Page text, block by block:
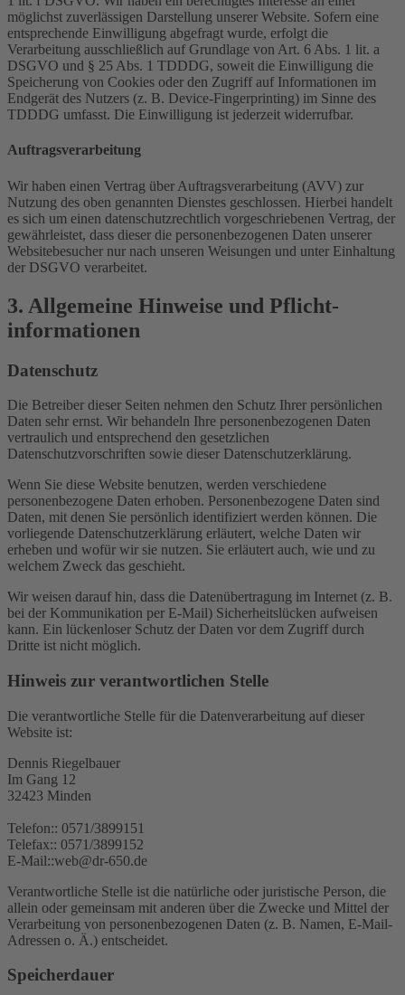
möglichst zuverlässigen Darstellung unserer Website. Sofern eine
entsprechende Einwilligung abgefragt wurde, erfolgt die
Verarbeitung ausschließlich auf Grundlage von Art. 6 Abs. 1 lit. a
DSGVO und § 25 Abs. 1 TDDDG, soweit die Einwilligung die
Speicherung von Cookies oder den Zugriff auf Informationen im
Endgerät des Nutzers (z. B. Device-Fingerprinting) im Sinne des
TDDDG umfasst. Die Einwilligung ist jederzeit widerrufbar.
Auftragsverarbeitung
Wir haben einen Vertrag über Auftragsverarbeitung (AVV) zur
Nutzung des oben genannten Dienstes geschlossen. Hierbei handelt
es sich um einen datenschutzrechtlich vorgeschriebenen Vertrag, der
gewährleistet, dass dieser die personenbezogenen Daten unserer
Websitebesucher nur nach unseren Weisungen und unter Einhaltung
der DSGVO verarbeitet.
3. Allgemeine Hinweise und Pflicht­
informationen
Datenschutz
Die Betreiber dieser Seiten nehmen den Schutz Ihrer persönlichen
Daten sehr ernst. Wir behandeln Ihre personenbezogenen Daten
vertraulich und entsprechend den gesetzlichen
Datenschutzvorschriften sowie dieser Datenschutzerklärung.
Wenn Sie diese Website benutzen, werden verschiedene
personenbezogene Daten erhoben. Personenbezogene Daten sind
Daten, mit denen Sie persönlich identifiziert werden können. Die
vorliegende Datenschutzerklärung erläutert, welche Daten wir
erheben und wofür wir sie nutzen. Sie erläutert auch, wie und zu
welchem Zweck das geschieht.
Wir weisen darauf hin, dass die Datenübertragung im Internet (z. B.
bei der Kommunikation per E-Mail) Sicherheitslücken aufweisen
kann. Ein lückenloser Schutz der Daten vor dem Zugriff durch
Dritte ist nicht möglich.
Hinweis zur verantwortlichen Stelle
Die verantwortliche Stelle für die Datenverarbeitung auf dieser
Website ist:
Dennis Riegelbauer
Im Gang 12
32423 Minden
Telefon:: 0571/3899151
Telefax:: 0571/3899152
E-Mail::web@dr-650.de
Verantwortliche Stelle ist die natürliche oder juristische Person, die
allein oder gemeinsam mit anderen über die Zwecke und Mittel der
Verarbeitung von personenbezogenen Daten (z. B. Namen, E-Mail-
Adressen o. Ä.) entscheidet.
Speicherdauer